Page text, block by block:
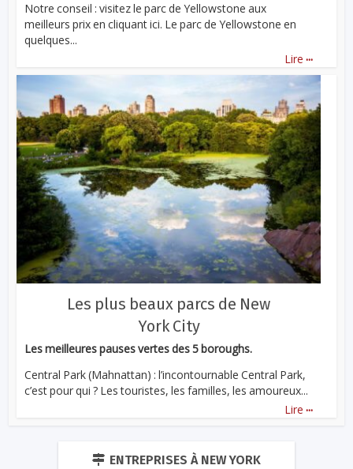
Notre conseil : visitez le parc de Yellowstone aux
meilleurs prix en cliquant ici. Le parc de Yellowstone en
quelques...
Lire ...
Les plus beaux parcs de New
York City
Les meilleures pauses vertes des 5 boroughs.
Central Park (Mahnattan) : l’incontournable Central Park,
c’est pour qui ? Les touristes, les familles, les amoureux...
Lire ...
ENTREPRISES À NEW YORK